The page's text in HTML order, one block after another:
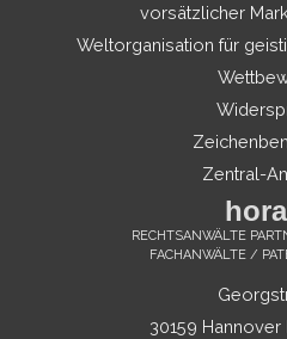
vorsätzlicher
Weltorganisation für
Zentral-
RECHTSANWÄLTE
FACHANWÄLTE /
30159